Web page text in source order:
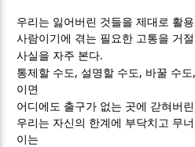
우리는 잃어버린 것들을 제대로 활
사람이기에 겪는 필요한 고통을 거
사실을 자주 본다.
통제할 수도 ,설명할 수도 , 바꿀 수도 ,
이면
어디에도 출구가 없는 곳에 갇혀버
우리는 자신의 한계에 부닥치고 무
이는